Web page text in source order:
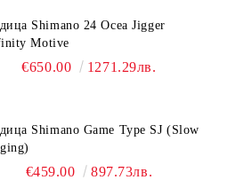
Shimano 24 Ocea Jigger
Motive
€650.00 1271.29лв.
Shimano Game Type SJ (Slow
€459.00 897.73лв.